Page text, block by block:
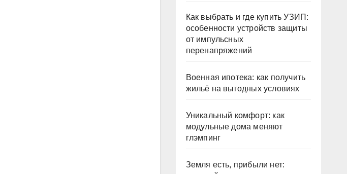
Как выбрать и где купить УЗИП:
особенности устройств защиты
от импульсных
перенапряжений
Военная ипотека: как получить
жильё на выгодных условиях
Уникальный комфорт: как
модульные дома меняют
глэмпинг
Земля есть, прибыли нет: